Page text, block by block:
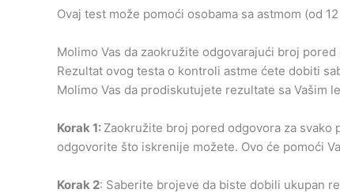
Ovaj test može pomoći osobama sa astmom (od
Molimo Vas da zaokružite odgovarajući broj
Rezultat ovog testa o kontroli astme ćete dobiti
Molimo Vas da prodiskutujete rezultate sa Vašim
Korak 1: Zaokružite broj pored odgovora za svako
odgovorite što iskrenije možete. Ovo će pomoći
Korak 2: Saberite brojeve da biste dobili ukupan